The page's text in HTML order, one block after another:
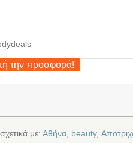
την προσφορά!
με: Αθήνα, beauty,